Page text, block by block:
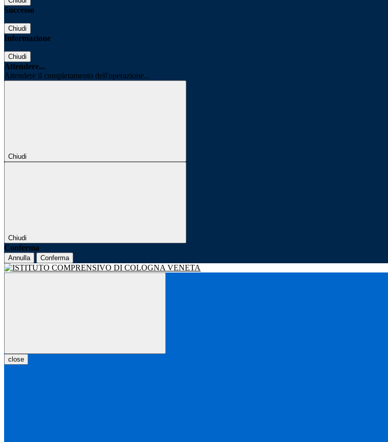
Successo
Chiudi
Informazione
Chiudi
Attendere...
Attendere il completamento dell'operazione...
Chiudi
Chiudi
Conferma
Annulla Conferma
close